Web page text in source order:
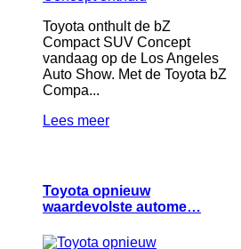
Toyota onthult de bZ
Compact SUV Concept
vandaag op de Los Angeles
Auto Show. Met de Toyota bZ
Compa...
Lees meer
Toyota opnieuw
waardevolste autome…